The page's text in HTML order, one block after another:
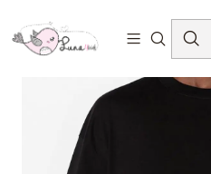
T-shirts com Mensagem